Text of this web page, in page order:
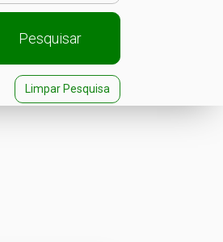
Pesquisar
Limpar Pesquisa